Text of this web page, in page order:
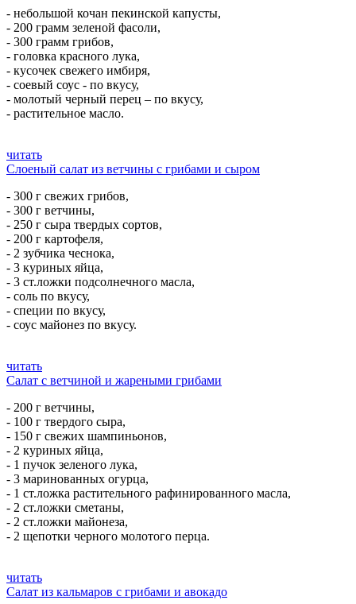
- небольшой кочан пекинской капусты,
- 200 грамм зеленой фасоли,
- 300 грамм грибов,
- головка красного лука,
- кусочек свежего имбиря,
- соевый соус - по вкусу,
- молотый черный перец – по вкусу,
- растительное масло.
читать
Слоеный салат из ветчины с грибами и сыром
- 300 г свежих грибов,
- 300 г ветчины,
- 250 г сыра твердых сортов,
- 200 г картофеля,
- 2 зубчика чеснока,
- 3 куриных яйца,
- 3 ст.ложки подсолнечного масла,
- соль по вкусу,
- специи по вкусу,
- соус майонез по вкусу.
читать
Салат с ветчиной и жареными грибами
- 200 г ветчины,
- 100 г твердого сыра,
- 150 г свежих шампиньонов,
- 2 куриных яйца,
- 1 пучок зеленого лука,
- 3 маринованных огурца,
- 1 ст.ложка растительного рафинированного масла,
- 2 ст.ложки сметаны,
- 2 ст.ложки майонеза,
- 2 щепотки черного молотого перца.
читать
Салат из кальмаров с грибами и авокадо